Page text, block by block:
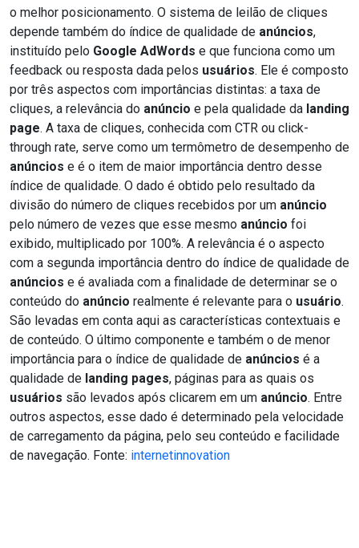
o melhor posicionamento. O sistema de leilão de cliques
depende também do índice de qualidade de anúncios,
instituído pelo Google AdWords e que funciona como um
feedback ou resposta dada pelos usuários. Ele é composto
por três aspectos com importâncias distintas: a taxa de
cliques, a relevância do anúncio e pela qualidade da landing
page. A taxa de cliques, conhecida com CTR ou click-
through rate, serve como um termômetro de desempenho de
anúncios e é o item de maior importância dentro desse
índice de qualidade. O dado é obtido pelo resultado da
divisão do número de cliques recebidos por um anúncio
pelo número de vezes que esse mesmo anúncio foi
exibido, multiplicado por 100%. A relevância é o aspecto
com a segunda importância dentro do índice de qualidade de
anúncios e é avaliada com a finalidade de determinar se o
conteúdo do anúncio realmente é relevante para o usuário.
São levadas em conta aqui as características contextuais e
de conteúdo. O último componente e também o de menor
importância para o índice de qualidade de anúncios é a
qualidade de landing pages, páginas para as quais os
usuários são levados após clicarem em um anúncio. Entre
outros aspectos, esse dado é determinado pela velocidade
de carregamento da página, pelo seu conteúdo e facilidade
de navegação. Fonte: internetinnovation